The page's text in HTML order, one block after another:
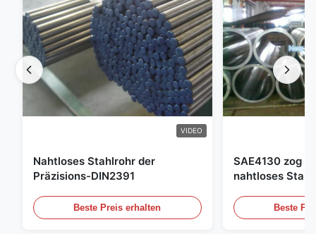
VIDEO
Nahtloses Stahlrohr der
Präzisions-DIN2391
Beste Preis erhalten
SAE4130 zog
nahtloses
Beste